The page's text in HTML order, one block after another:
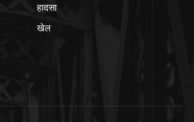
हादसा
खेल